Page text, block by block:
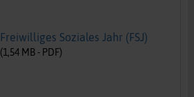
Freiwilliges Soziales Jahr (FSJ)
(1,54 MB - PDF)